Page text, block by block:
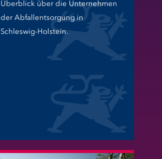
Überblick über die Unternehmen
der Abfallentsorgung in
Schleswig-Holstein.